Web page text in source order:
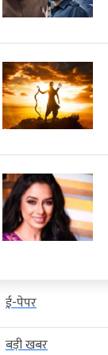
ई-पेपर
बड़ी खबर